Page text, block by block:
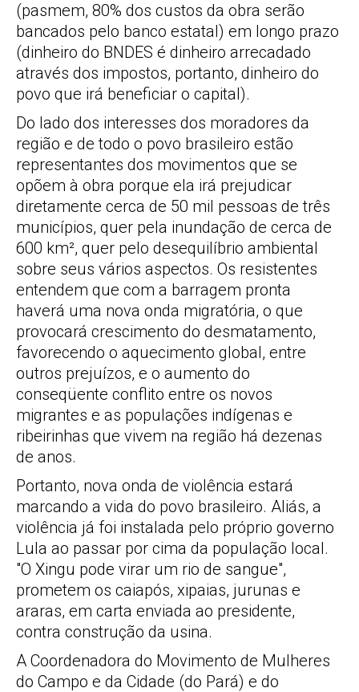
(pasmem, 80% dos custos da obra serão
bancados pelo banco estatal) em longo prazo
(dinheiro do BNDES é dinheiro arrecadado
através dos impostos, portanto, dinheiro do
povo que irá beneficiar o capital).
Do lado dos interesses dos moradores da
região e de todo o povo brasileiro estão
representantes dos movimentos que se
opõem à obra porque ela irá prejudicar
diretamente cerca de 50 mil pessoas de três
municípios, quer pela inundação de cerca de
600 km², quer pelo desequilíbrio ambiental
sobre seus vários aspectos. Os resistentes
entendem que com a barragem pronta
haverá uma nova onda migratória, o que
provocará crescimento do desmatamento,
favorecendo o aquecimento global, entre
outros prejuízos, e o aumento do
conseqüente conflito entre os novos
migrantes e as populações indígenas e
ribeirinhas que vivem na região há dezenas
de anos.
Portanto, nova onda de violência estará
marcando a vida do povo brasileiro. Aliás, a
violência já foi instalada pelo próprio governo
Lula ao passar por cima da população local.
"O Xingu pode virar um rio de sangue",
prometem os caiapós, xipaias, jurunas e
araras, em carta enviada ao presidente,
contra construção da usina.
A Coordenadora do Movimento de Mulheres
do Campo e da Cidade (do Pará) e do